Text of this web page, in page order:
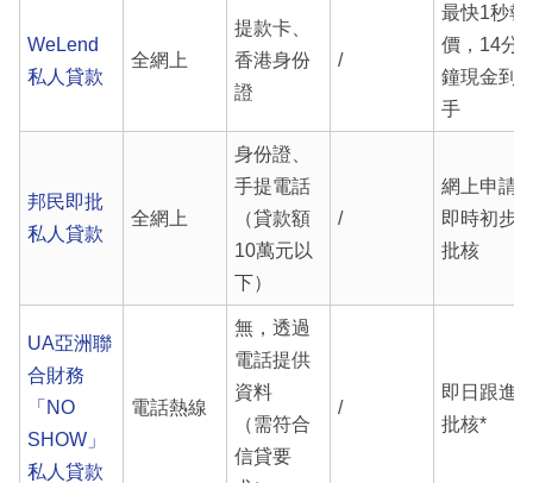
WeLend
私人貸款
全網上
提款卡、
香港身份
證
/
最快1秒報
價，14分
鐘現金到
手
邦民即批
私人貸款
全網上
身份證、
手提電話
（貸款額
10萬元以
下）
/
網上申請
即時初步
批核
UA亞洲聯
合財務
「NO
SHOW」
私人貸款
電話熱線
無，透過
電話提供
資料
（需符合
信貸要
/
即日跟進
批核*